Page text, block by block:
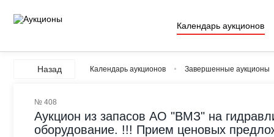
Календарь аукционов
Назад Календарь аукционов Завершенные аукционы
№ 408
Аукцион из запасов АО "ВМЗ" на
оборудование. !!! Прием ценовых